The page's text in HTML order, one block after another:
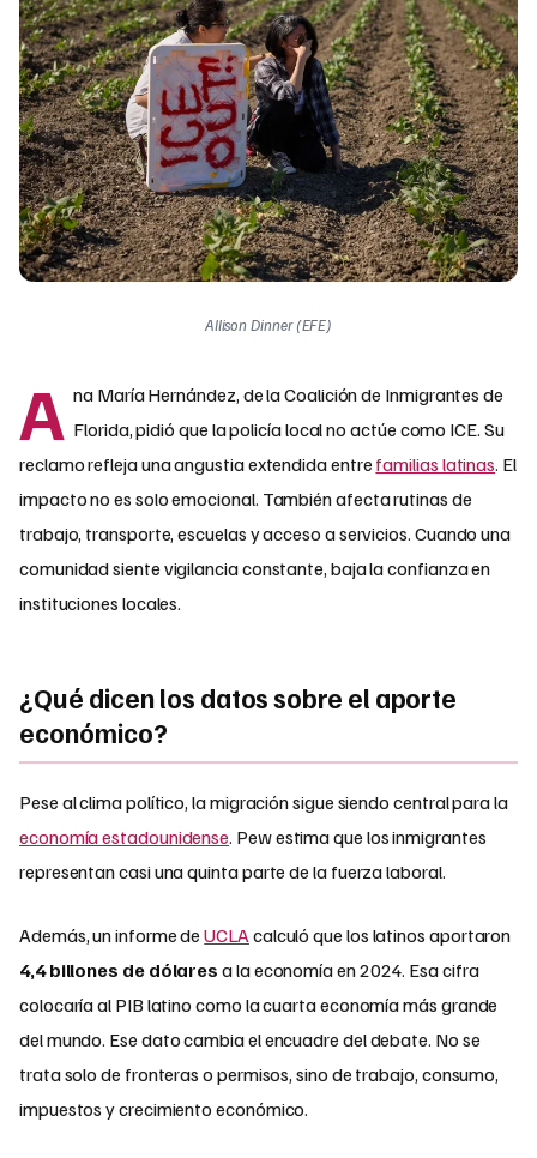
Allison Dinner (EFE)
A na María Hernández, de la Coalición de Inmigrantes de
Florida, pidió que la policía local no actúe como ICE. Su
reclamo refleja una angustia extendida entre familias latinas. El
impacto no es solo emocional. También afecta rutinas de
trabajo, transporte, escuelas y acceso a servicios. Cuando una
comunidad siente vigilancia constante, baja la confianza en
instituciones locales.
¿Qué dicen los datos sobre el aporte
económico?
Pese al clima político, la migración sigue siendo central para la
economía estadounidense. Pew estima que los inmigrantes
representan casi una quinta parte de la fuerza laboral.
Además, un informe deUCLA calculó que los latinos aportaron
4,4 billones de dólares a la economía en 2024. Esa cifra
colocaría al PIB latino como la cuarta economía más grande
del mundo. Ese dato cambia el encuadre del debate. No se
trata solo de fronteras o permisos, sino de trabajo, consumo,
impuestos y crecimiento económico.